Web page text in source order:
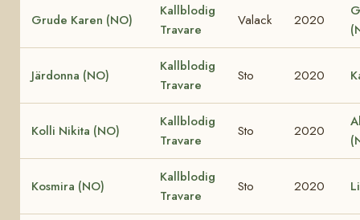
Grude Karen (NO)
Kallblodig
Travare
Valack 2020
Järdonna (NO)
Kallblodig
Travare
Sto 2020
Kolli Nikita (NO)
Kallblodig
Travare
Sto 2020
Kosmira (NO)
Kallblodig
Travare
Sto 2020